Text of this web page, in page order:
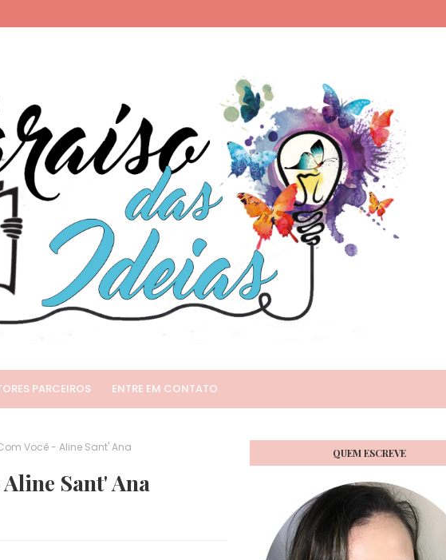
PARCEIROS ENTRE EM CONTATO
Você - Aline Sant' Ana
Sant' Ana
QUEM ESCREVE